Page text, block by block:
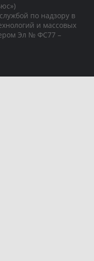
по надзору в
и массовых
Эл № ФС77 –